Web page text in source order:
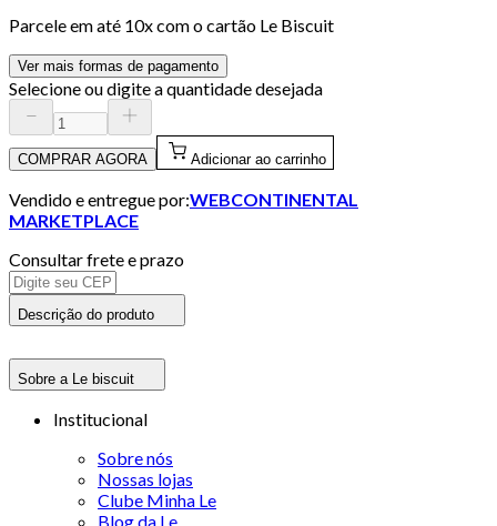
Parcele em até 10x com o cartão Le Biscuit
Ver mais formas de pagamento
Selecione ou digite a quantidade desejada
COMPRAR AGORA Adicionar ao carrinho
Vendido e entregue por:WEBCONTINENTAL
MARKETPLACE
Consultar frete e prazo
Descrição do produto
Sobre a Le biscuit
Institucional
Sobre nós
Nossas lojas
Clube Minha Le
Blog da Le